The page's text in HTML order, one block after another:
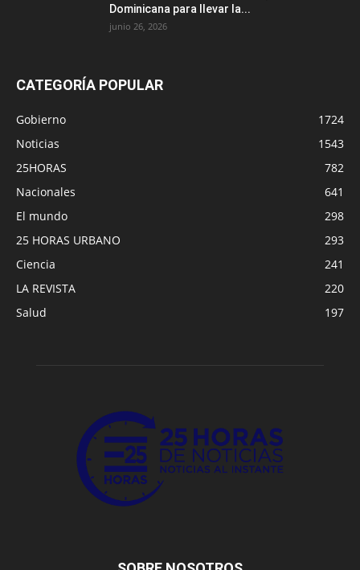
Dominicana para llevar la...
junio 26, 2026
CATEGORÍA POPULAR
Gobierno
1724
Noticias
1543
25HORAS
782
Nacionales
641
El mundo
298
25 HORAS URBANO
293
Ciencia
241
LA REVISTA
220
Salud
197